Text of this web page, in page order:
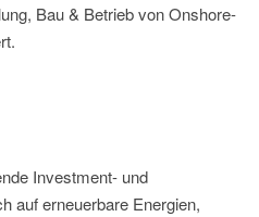
Bau & Betrieb von Onshore-
Investment- und
auf erneuerbare Energien,